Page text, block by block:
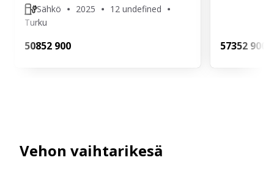
Sähkö 2025
12 undefined
Turku
50852 900 57352 900
Vehon vaihtarikesä